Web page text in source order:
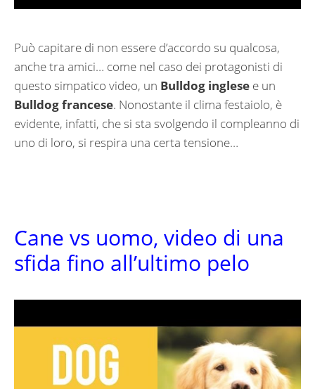
Può capitare di non essere d’accordo su qualcosa,
anche tra amici… come nel caso dei protagonisti di
questo simpatico video, un Bulldog inglese e un
Bulldog francese. Nonostante il clima festaiolo, è
evidente, infatti, che si sta svolgendo il compleanno di
uno di loro, si respira una certa tensione…
Cane vs uomo, video di una
sfida fino all’ultimo pelo